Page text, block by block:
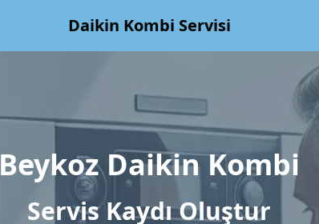
Daikin Kombi Servisi
Beykoz Daikin Kombi
Servis Kaydı Oluştur